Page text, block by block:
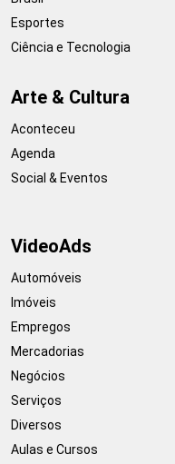
Esportes
Ciência e Tecnologia
Arte & Cultura
Aconteceu
Agenda
Social & Eventos
VideoAds
Automóveis
Imóveis
Empregos
Mercadorias
Negócios
Serviços
Diversos
Aulas e Cursos